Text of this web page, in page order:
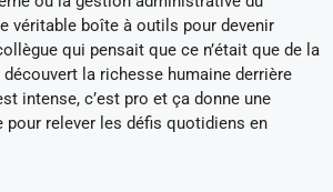
véritable boîte à outils pour devenir
qui pensait que ce n’était que de la
la richesse humaine derrière
intense, c’est pro et ça donne une
pour relever les défis quotidiens en